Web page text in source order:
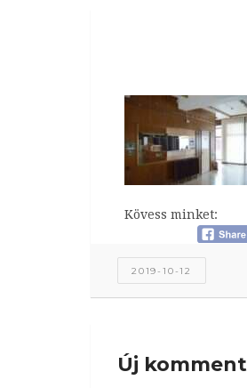
Kövess minket:
2019-10-12
Új komment